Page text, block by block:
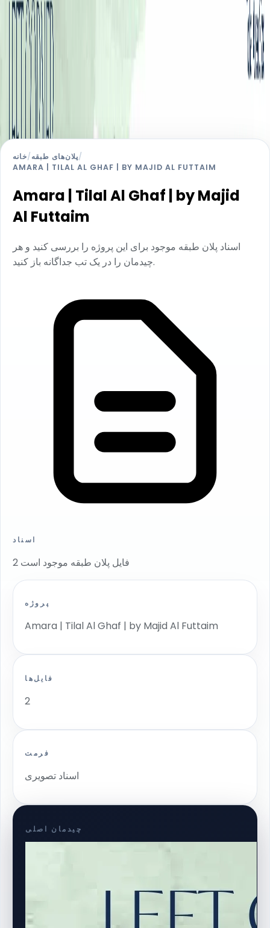
خانه/پلان‌های طبقه/
AMARA | TILAL AL GHAF | BY MAJID AL FUTTAIM
Amara | Tilal Al Ghaf | by Majid
Al Futtaim
اسناد پلان طبقه موجود برای این پروژه را بررسی کنید و هر
چیدمان را در یک تب جداگانه باز کنید.
اسناد
2 فایل پلان طبقه موجود است
پروژه
Amara | Tilal Al Ghaf | by Majid Al Futtaim
فایل‌ها
2
فرمت
اسناد تصویری
چیدمان اصلی